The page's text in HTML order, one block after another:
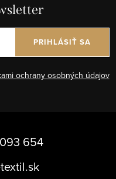
ochrany osobných údajov
PRIHLÁSIŤ SA
654